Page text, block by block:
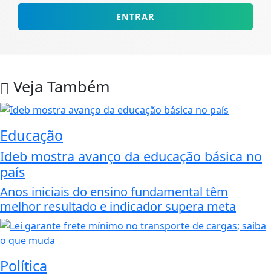
ENTRAR
Veja Também
Educação
Ideb mostra avanço da educação básica no
país
Anos iniciais do ensino fundamental têm
melhor resultado e indicador supera meta
Política